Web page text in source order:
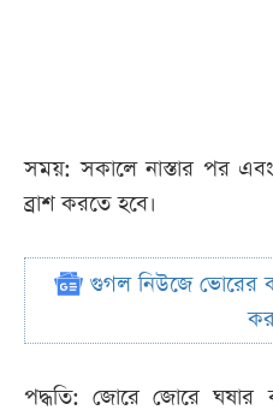
সময়: সকালে নাস্তার পর
ব্রাশ করতে হবে।
গুগল নিউজে ভোরের
পদ্ধতি: জোরে জোরে ঘষার